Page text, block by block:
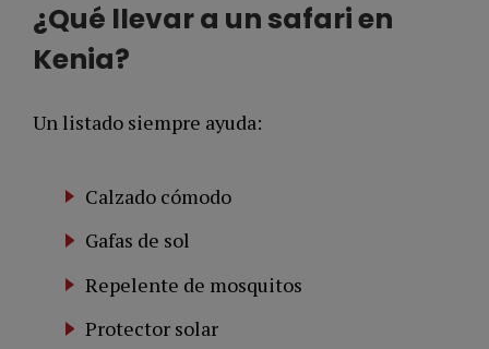
¿Qué llevar a un safari en
Kenia?
Un listado siempre ayuda:
Calzado cómodo
Gafas de sol
Repelente de mosquitos
Protector solar